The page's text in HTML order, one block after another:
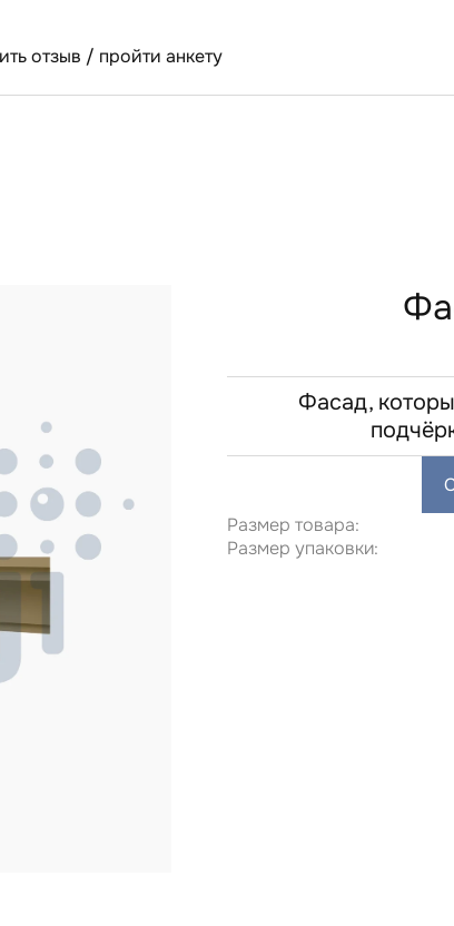
отзыв / пройти анкету
Фасад,
Размер товара:
Размер упаковки: